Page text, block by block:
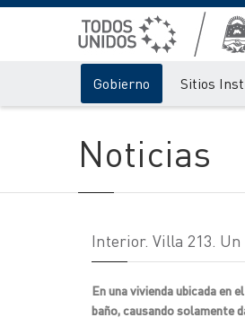
Gobierno Sitios
Noticias
Interior. Villa 213.
En una vivienda ubicada en
baño, causando solamente